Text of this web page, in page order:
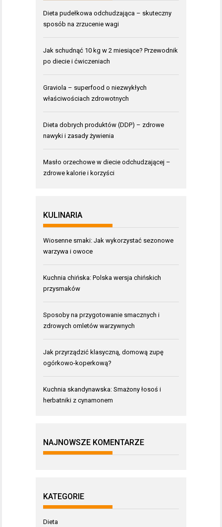
Dieta pudełkowa odchudzająca – skuteczny
sposób na zrzucenie wagi
Jak schudnąć 10 kg w 2 miesiące? Przewodnik
po diecie i ćwiczeniach
Graviola – superfood o niezwykłych
właściwościach zdrowotnych
Dieta dobrych produktów (DDP) – zdrowe
nawyki i zasady żywienia
Masło orzechowe w diecie odchudzającej –
zdrowe kalorie i korzyści
KULINARIA
Wiosenne smaki: Jak wykorzystać sezonowe
warzywa i owoce
Kuchnia chińska: Polska wersja chińskich
przysmaków
Sposoby na przygotowanie smacznych i
zdrowych omletów warzywnych
Jak przyrządzić klasyczną, domową zupę
ogórkowo-koperkową?
Kuchnia skandynawska: Smażony łosoś i
herbatniki z cynamonem
NAJNOWSZE KOMENTARZE
KATEGORIE
Dieta